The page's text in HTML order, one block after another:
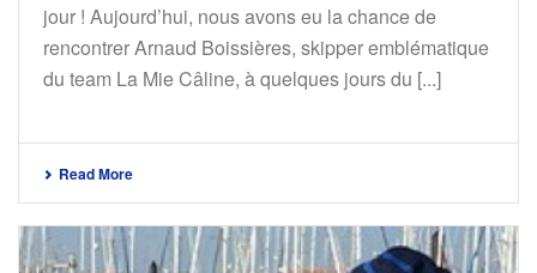
jour ! Aujourd’hui, nous avons eu la chance de
rencontrer Arnaud Boissières, skipper emblématique
du team La Mie Câline, à quelques jours du [...]
Read More